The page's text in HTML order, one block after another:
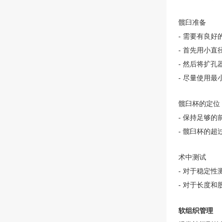
髋臼准备
- 需要有良好
- 首先用小直
- 然后将扩孔
- 尽量使用最
髋臼杯的定位
- 保持足够的
- 髋臼杯的超
术中测试
- 对于稳定性
- 对于长度和
软组织管理